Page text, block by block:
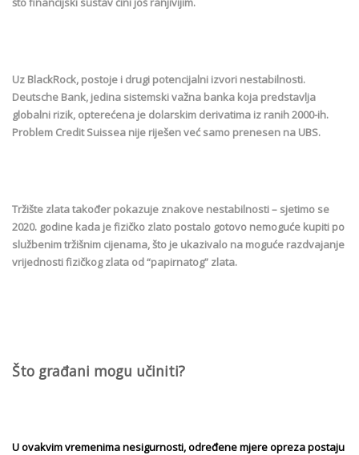
Uz BlackRock, postoje i drugi potencijalni izvori nestabilnosti.
Deutsche Bank, jedina sistemski važna banka koja predstavlja
globalni rizik, opterećena je dolarskim derivatima iz ranih 2000-ih.
Problem Credit Suissea nije riješen već samo prenesen na UBS.
Tržište zlata također pokazuje znakove nestabilnosti – sjetimo se
2020. godine kada je fizičko zlato postalo gotovo nemoguće kupiti po
službenim tržišnim cijenama, što je ukazivalo na moguće razdvajanje
vrijednosti fizičkog zlata od “papirnatog” zlata.
Što građani mogu učiniti?
U ovakvim vremenima nesigurnosti, određene mjere opreza postaju